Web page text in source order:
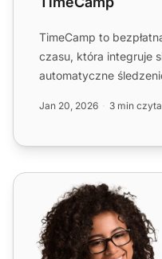
TimeCamp to
czasu, która integruje
automatyczne
Jan 20, 2026 3 min
TrackingTime